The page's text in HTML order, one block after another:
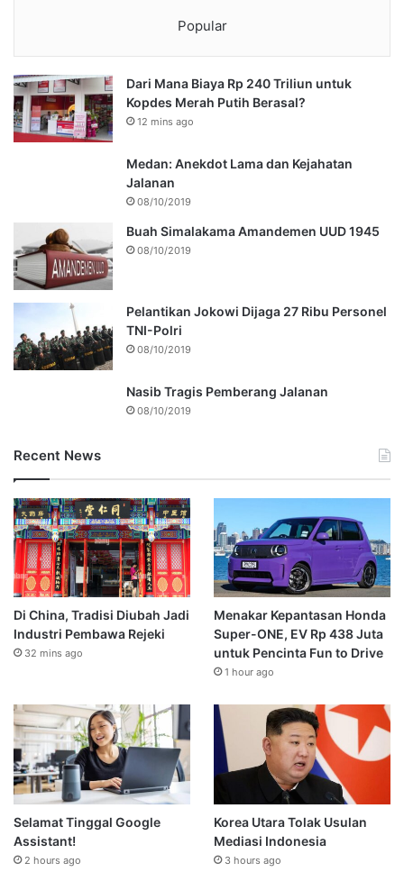
Popular
Dari Mana Biaya Rp 240 Triliun untuk
Kopdes Merah Putih Berasal?
12 mins ago
Medan: Anekdot Lama dan Kejahatan
Jalanan
08/10/2019
Buah Simalakama Amandemen UUD 1945
08/10/2019
Pelantikan Jokowi Dijaga 27 Ribu Personel
TNI-Polri
08/10/2019
Nasib Tragis Pemberang Jalanan
08/10/2019
Recent News
Di China, Tradisi Diubah Jadi
Industri Pembawa Rejeki
32 mins ago
Menakar Kepantasan Honda
Super-ONE, EV Rp 438 Juta
untuk Pencinta Fun to Drive
1 hour ago
Selamat Tinggal Google
Assistant!
2 hours ago
Korea Utara Tolak Usulan
Mediasi Indonesia
3 hours ago